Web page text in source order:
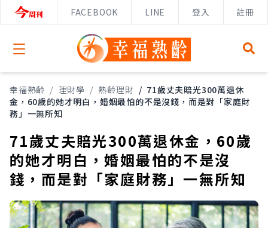
FACEBOOK LINE 登入 註冊
Open menu
幸福熟齡 / 理財學 / 熟齡理財 / 71歲丈夫賠光300萬退休
金，60歲的她才明白，婚姻最怕的不是沒錢，而是對「家庭財
務」一無所知
71歲丈夫賠光300萬退休金，60歲
的她才明白，婚姻最怕的不是沒
錢，而是對「家庭財務」一無所知